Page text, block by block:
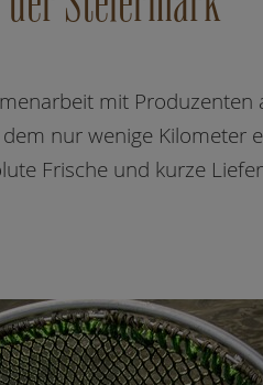
mit
nur wenige Kilometer
Frische und kurze